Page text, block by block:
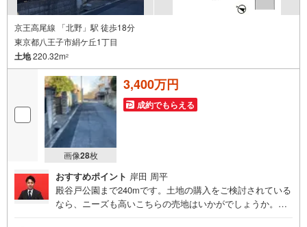
京王高尾線 「北野」駅 徒歩18分
東京都八王子市絹ケ丘1丁目
土地220.32m2
画像28枚
3,400万円
成約でもらえる
おすすめポイント 岸田 周平
殿谷戸公園まで240mです。土地の購入をご検討されている
なら、ニーズも高いこちらの売地はいかがでしょうか。駅